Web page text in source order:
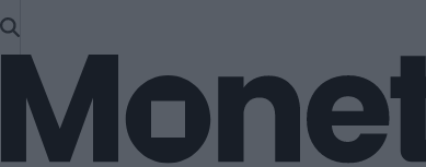
SKIP
TO
CONTENT
Moneta